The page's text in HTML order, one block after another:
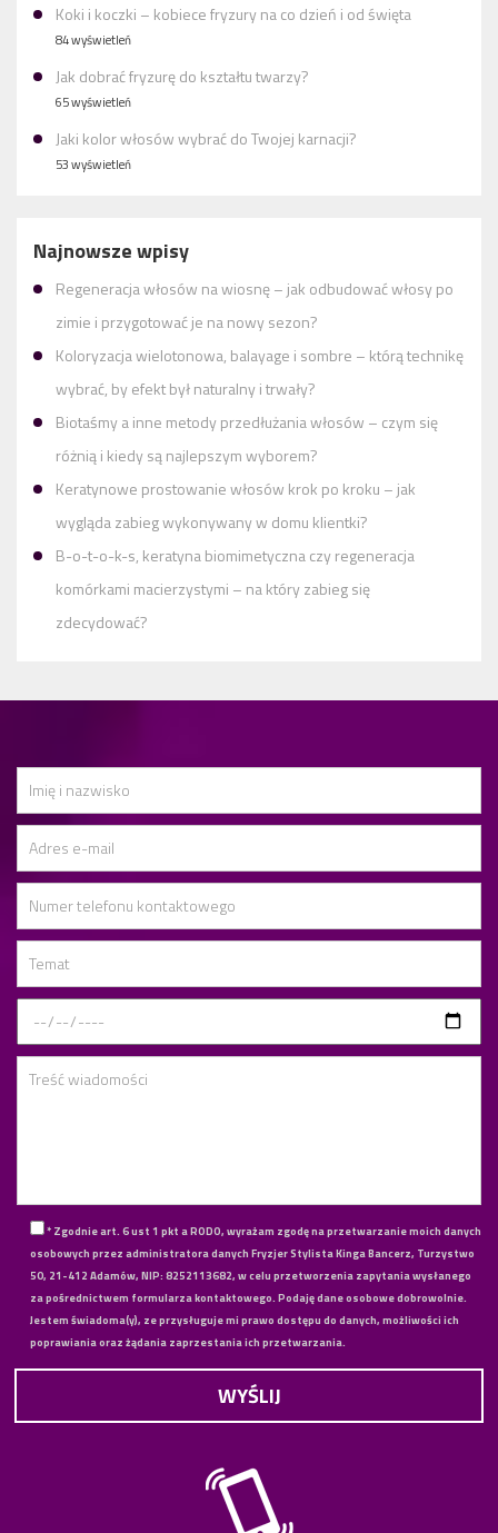
Koki i koczki – kobiece fryzury na co dzień i od święta
84 wyświetleń
Jak dobrać fryzurę do kształtu twarzy?
65 wyświetleń
Jaki kolor włosów wybrać do Twojej karnacji?
53 wyświetleń
Najnowsze wpisy
Regeneracja włosów na wiosnę – jak odbudować włosy po
zimie i przygotować je na nowy sezon?
Koloryzacja wielotonowa, balayage i sombre – którą technikę
wybrać, by efekt był naturalny i trwały?
Biotaśmy a inne metody przedłużania włosów – czym się
różnią i kiedy są najlepszym wyborem?
Keratynowe prostowanie włosów krok po kroku – jak
wygląda zabieg wykonywany w domu klientki?
B-o-t-o-k-s, keratyna biomimetyczna czy regeneracja
komórkami macierzystymi – na który zabieg się
zdecydować?
* Zgodnie art. 6 ust 1 pkt a RODO, wyrażam zgodę na przetwarzanie moich danych
osobowych przez administratora danych Fryzjer Stylista Kinga Bancerz, Turzystwo
50, 21-412 Adamów, NIP: 8252113682, w celu przetworzenia zapytania wysłanego
za pośrednictwem formularza kontaktowego. Podaję dane osobowe dobrowolnie.
Jestem świadoma(y), ze przysługuje mi prawo dostępu do danych, możliwości ich
poprawiania oraz żądania zaprzestania ich przetwarzania.